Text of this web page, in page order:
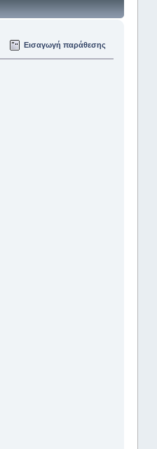
Εισαγωγή παράθεσης